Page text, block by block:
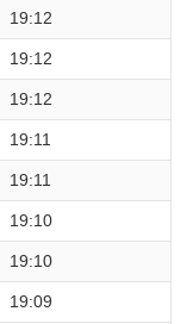
19:12
19:12
19:12
19:11
19:11
19:10
19:10
19:09